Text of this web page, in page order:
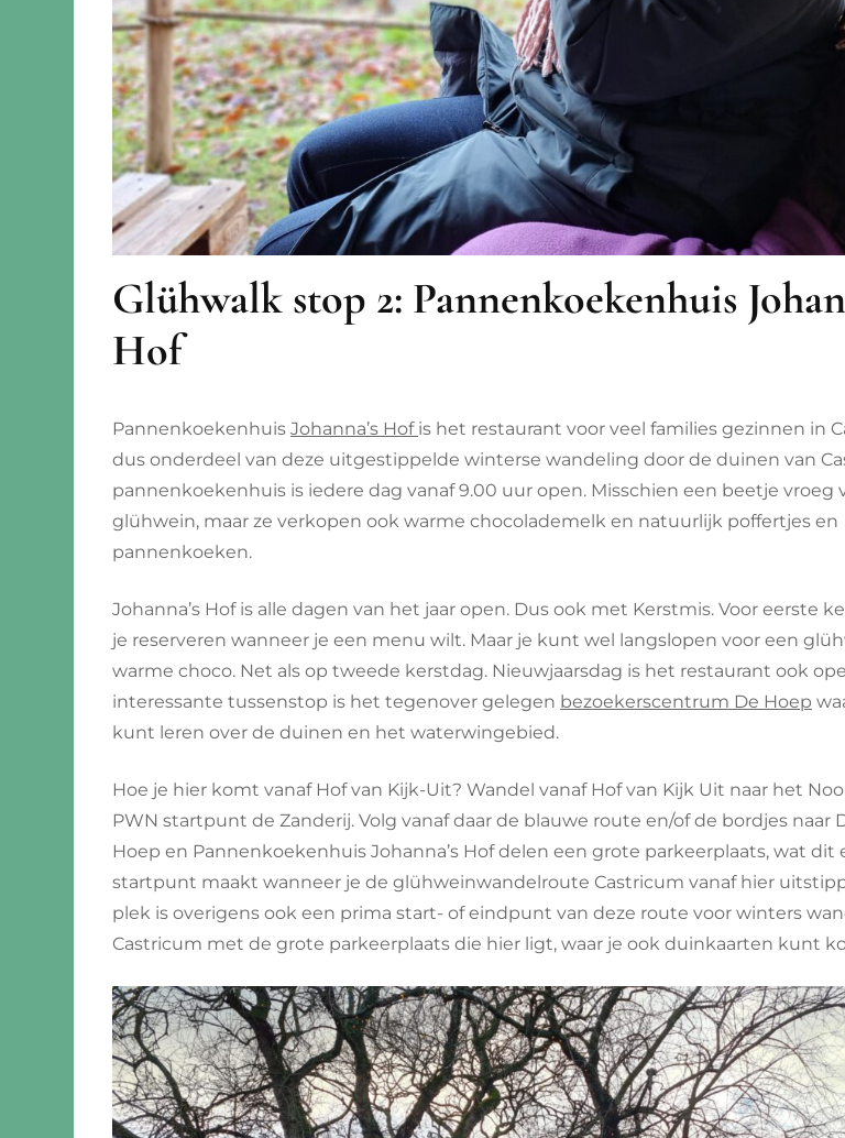
Glühwalk stop 2: Pannenkoekenhuis
Hof
Pannenkoekenhuis Johanna’s Hof is het restaurant voor veel families gezinnen in
dus onderdeel van deze uitgestippelde winterse wandeling door de duinen van
pannenkoekenhuis is iedere dag vanaf 9.00 uur open. Misschien een beetje vroeg
glühwein, maar ze verkopen ook warme chocolademelk en natuurlijk poffertjes en
pannenkoeken.
Johanna’s Hof is alle dagen van het jaar open. Dus ook met Kerstmis. Voor eerste
je reserveren wanneer je een menu wilt. Maar je kunt wel langslopen voor een
warme choco. Net als op tweede kerstdag. Nieuwjaarsdag is het restaurant ook
interessante tussenstop is het tegenover gelegen bezoekerscentrum De Hoep
kunt leren over de duinen en het waterwingebied.
Hoe je hier komt vanaf Hof van Kijk-Uit? Wandel vanaf Hof van Kijk Uit naar het
PWN startpunt de Zanderij. Volg vanaf daar de blauwe route en/of de bordjes naar
Hoep en Pannenkoekenhuis Johanna’s Hof delen een grote parkeerplaats, wat dit
startpunt maakt wanneer je de glühweinwandelroute Castricum vanaf hier
plek is overigens ook een prima start- of eindpunt van deze route voor winters
Castricum met de grote parkeerplaats die hier ligt, waar je ook duinkaarten kunt